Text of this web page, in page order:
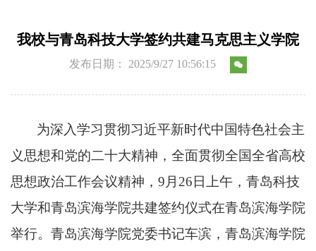
我校与青岛科技大学签约共建马克思主义学院
发布日期： 2025/9/27 10:56:15
为深入学习贯彻习近平新时代中国特色社会主
义思想和党的二十大精神，全面贯彻全国全省高校
思想政治工作会议精神， 9月26日 上午， 青岛科技
大学和青岛滨海学院共建签约仪式在青岛滨海学院
举行。青岛滨海学院党委书记车滨，青岛滨海学院